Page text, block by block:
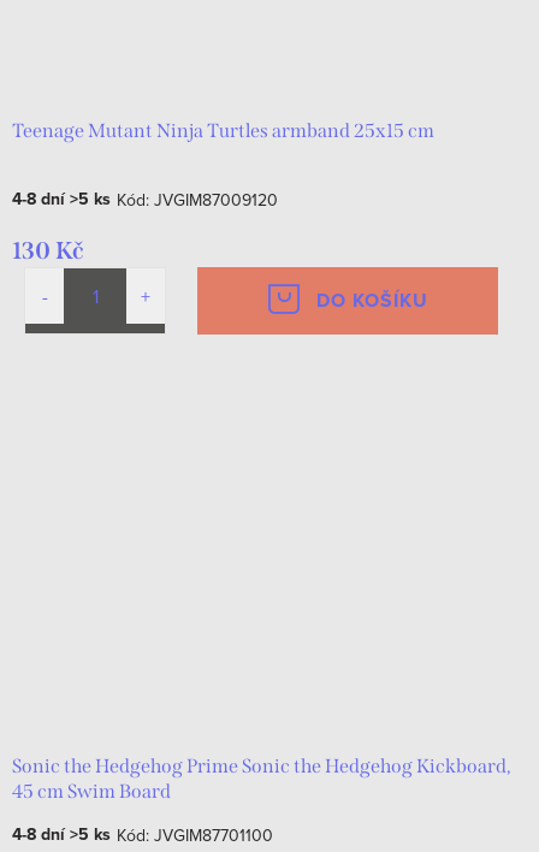
Teenage Mutant Ninja Turtles armband 25x15 cm
4-8 dní>5 ks Kód: JVGIM87009120
130 Kč
DO KOŠÍKU
Sonic the Hedgehog Prime Sonic the Hedgehog Kickboard,
45 cm Swim Board
4-8 dní>5 ks Kód: JVGIM87701100